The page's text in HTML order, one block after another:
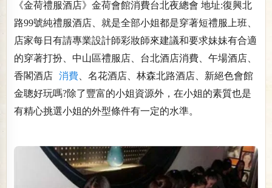
《金荷禮服酒店》金荷會館消費台北夜總會 地址:復興北
路99號純禮服酒店、就是全部小姐都是穿著短禮服上班、
店家每日有請專業設計師彩妝師來建議和要求妹妹有合適
的穿著打扮、中山區禮服店、台北酒店消費、午場酒店、
香閣酒店 消費 、名花酒店、林森北路酒店、新絕色會館
金聰好玩嗎?除了豐富的小姐資源外，在小姐的素質也是
有精心挑選小姐的外型條件有一定的水準。